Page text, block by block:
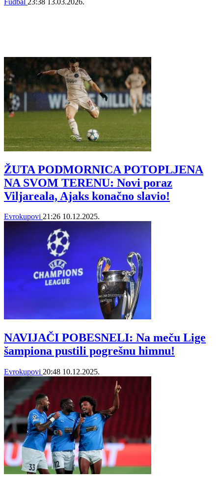
Fudbal 23:38 13.03.2026.
ŽUTA PODMORNICA POTOPLJENA
NA SVOM TERENU: Novi poraz
Viljareala, Ajaks konačno slavio!
Evrokupovi 21:26 10.12.2025.
NAVIJAČI POBESNELI: Na meču Lige
šampiona pustili pogrešnu himnu!
Evrokupovi 20:48 10.12.2025.